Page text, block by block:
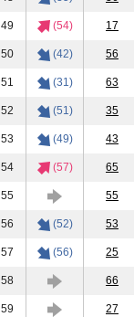
49 (54) 17
50 (42) 56
51 (31) 63
52 (51) 35
53 (49) 43
54 (57) 65
55 55
56 (52) 53
57 (56) 25
58 66
59 27